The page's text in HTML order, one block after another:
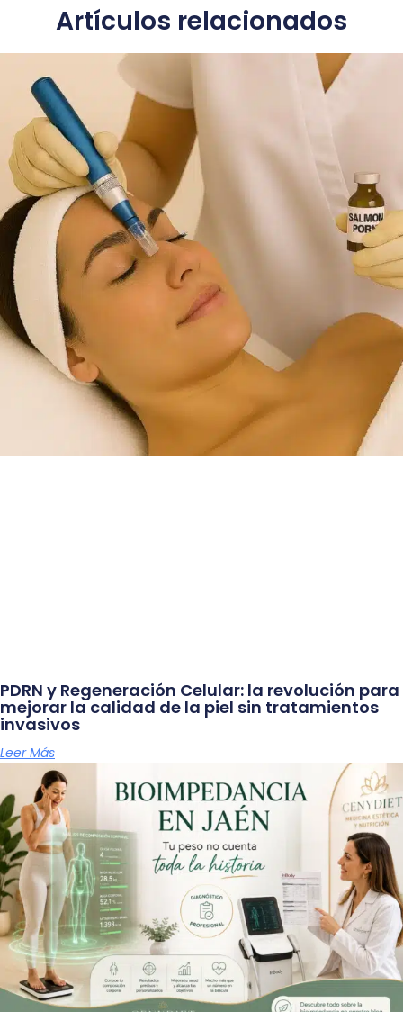
Artículos relacionados
PDRN y Regeneración Celular: la revolución para
mejorar la calidad de la piel sin tratamientos
invasivos
Leer Más